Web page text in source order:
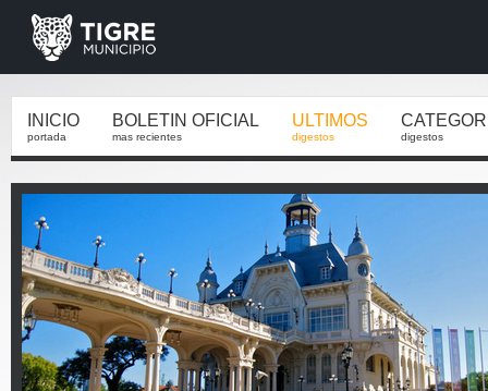
INICIO
portada
BOLETIN OFICIAL
mas recientes
ULTIMOS
digestos digestos